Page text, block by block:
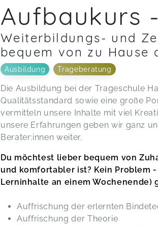
Aufbaukurs
Weiterbildungs- und
bequem von zu Hause
Ausbildung Trageberatung
Die Ausbildung bei der Trageschule
Qualitätsstandard sowie eine große
vermitteln unsere Inhalte mit viel
unsere Erfahrungen geben wir ganz
Berater:innen weiter.
Du möchtest lieber bequem von
und komfortabler ist? Kein Problem
Lerninhalte an einem Wochenende)
Auffrischung der erlernten
Auffrischung der Theorie